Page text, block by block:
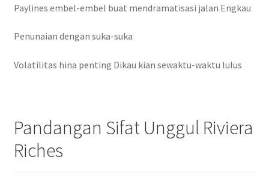
Paylines embel-embel buat mendramatisasi jalan Engkau
Penunaian dengan suka-suka
Volatilitas hina penting Dikau kian sewaktu-waktu lulus
Pandangan Sifat Unggul Riviera
Riches